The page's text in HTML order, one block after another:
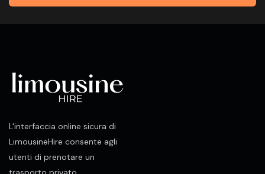
L'interfaccia online sicura di
LimousineHire consente agli
utenti di prenotare un